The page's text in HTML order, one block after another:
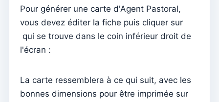
depuis le site Internet
Envoi d'une nouvelle newsletter
Gestão documental
Pour générer une carte d'Agent Pastoral,
vous devez éditer la fiche puis cliquer sur
qui se trouve dans le coin inférieur droit de
l'écran :
La carte ressemblera à ce qui suit, avec les
bonnes dimensions pour être imprimée sur